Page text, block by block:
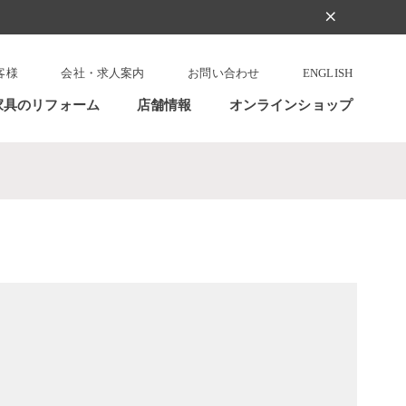
clear
具のリフォーム 店舗情報 オンラインショップ
様 会社・求人案内 お問い合わせ ENGLISH